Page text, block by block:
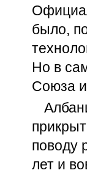
было,
Но в
Союза
поводу
лет и